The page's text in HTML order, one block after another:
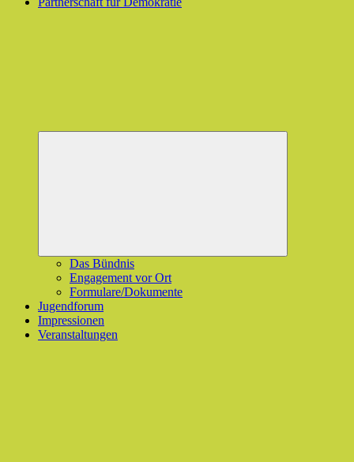
Das Bündnis
Engagement vor Ort
Formulare/Dokumente
Jugendforum
Impressionen
Veranstaltungen